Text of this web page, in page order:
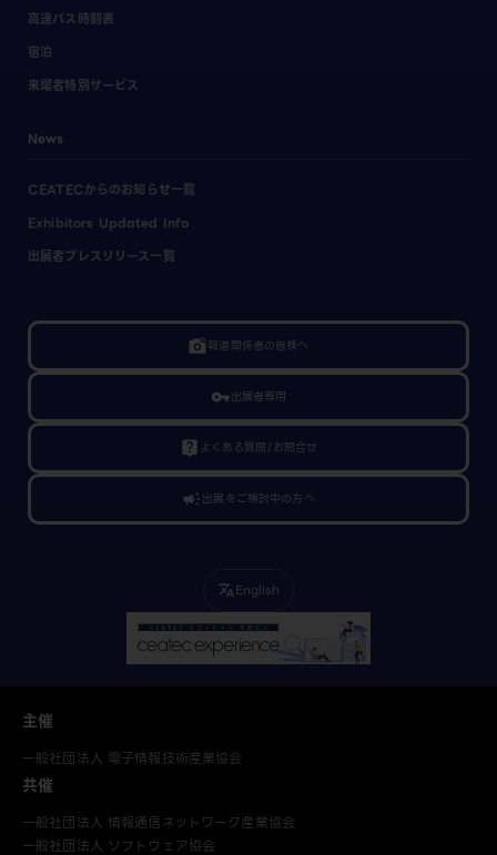
高速バス時刻表
宿泊
来場者特別サービス
News
CEATECからのお知らせ一覧
Exhibitors Updated Info
出展者プレスリリース一覧
linked_camera報道関係者の皆様へ
vpn_key出展者専用
live_help よくある質問/お問合せ
campaign出展をご検討中の方へ
translateEnglish
主催
一般社団法人 電子情報技術産業協会
共催
一般社団法人 情報通信ネットワーク産業協会
一般社団法人 ソフトウェア協会